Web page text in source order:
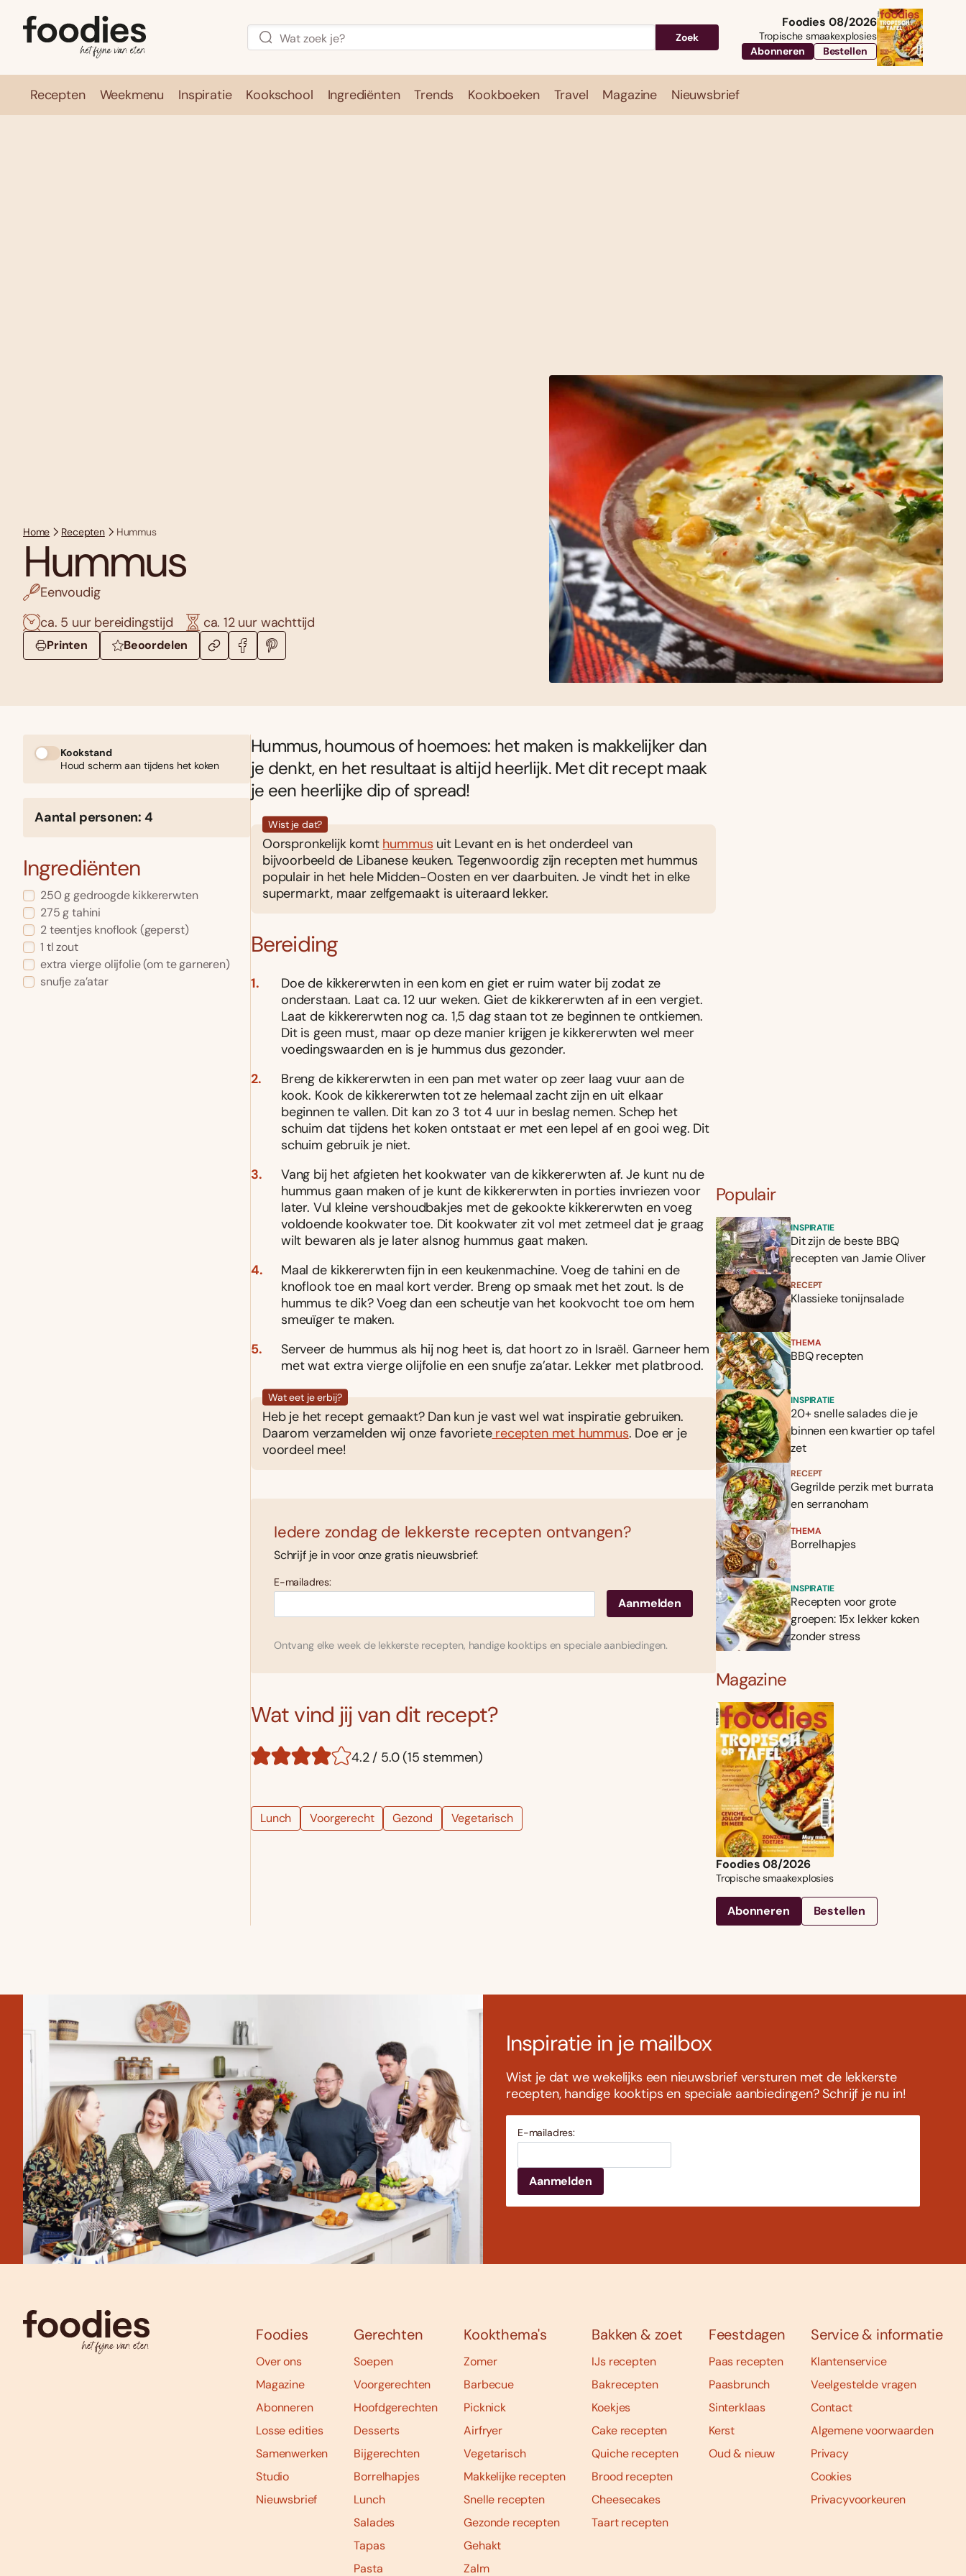
Zoek
Foodies 08/2026
Tropische smaakexplosies
Abonneren
Bestellen
Recepten Weekmenu Inspiratie Kookschool Ingrediënten Trends Kookboeken Travel Magazine Nieuwsbrief
Home Recepten Hummus
Hummus
Eenvoudig
ca. 5 uur bereidingstijd
ca. 12 uur wachttijd
Printen Beoordelen
Kookstand
Houd scherm aan tijdens het koken
Aantal personen: 4
Ingrediënten
250 g gedroogde kikkererwten
275 g tahini
2 teentjes knoflook (geperst)
1 tl zout
extra vierge olijfolie (om te garneren)
snufje za’atar
Hummus, houmous of hoemoes: het maken is makkelijker dan
je denkt, en het resultaat is altijd heerlijk. Met dit recept maak
je een heerlijke dip of spread!
Wist je dat?
Oorspronkelijk komt hummus uit Levant en is het onderdeel van
bijvoorbeeld de Libanese keuken. Tegenwoordig zijn recepten met hummus
populair in het hele Midden-Oosten en ver daarbuiten. Je vindt het in elke
supermarkt, maar zelfgemaakt is uiteraard lekker.
Bereiding
Doe de kikkererwten in een kom en giet er ruim water bij zodat ze
onderstaan. Laat ca. 12 uur weken. Giet de kikkererwten af in een vergiet.
Laat de kikkererwten nog ca. 1,5 dag staan tot ze beginnen te ontkiemen.
Dit is geen must, maar op deze manier krijgen je kikkererwten wel meer
voedingswaarden en is je hummus dus gezonder.
Breng de kikkererwten in een pan met water op zeer laag vuur aan de
kook. Kook de kikkererwten tot ze helemaal zacht zijn en uit elkaar
beginnen te vallen. Dit kan zo 3 tot 4 uur in beslag nemen. Schep het
schuim dat tijdens het koken ontstaat er met een lepel af en gooi weg. Dit
schuim gebruik je niet.
Vang bij het afgieten het kookwater van de kikkererwten af. Je kunt nu de
hummus gaan maken of je kunt de kikkererwten in porties invriezen voor
later. Vul kleine vershoudbakjes met de gekookte kikkererwten en voeg
voldoende kookwater toe. Dit kookwater zit vol met zetmeel dat je graag
wilt bewaren als je later alsnog hummus gaat maken.
Maal de kikkererwten fijn in een keukenmachine. Voeg de tahini en de
knoflook toe en maal kort verder. Breng op smaak met het zout. Is de
hummus te dik? Voeg dan een scheutje van het kookvocht toe om hem
smeuïger te maken.
Serveer de hummus als hij nog heet is, dat hoort zo in Israël. Garneer hem
met wat extra vierge olijfolie en een snufje za’atar. Lekker met platbrood.
Wat eet je erbij?
Heb je het recept gemaakt? Dan kun je vast wel wat inspiratie gebruiken.
Daarom verzamelden wij onze favorieterecepten met hummus. Doe er je
voordeel mee!
Iedere zondag de lekkerste recepten ontvangen?
Schrijf je in voor onze gratis nieuwsbrief:
E-mailadres:
Ontvang elke week de lekkerste recepten, handige kooktips en speciale aanbiedingen.
Wat vind jij van dit recept?
4.2 / 5.0 (15 stemmen)
Lunch Voorgerecht Gezond Vegetarisch
Populair
INSPIRATIE
Dit zijn de beste BBQ
recepten van Jamie Oliver
RECEPT
Klassieke tonijnsalade
THEMA
BBQ recepten
INSPIRATIE
20+ snelle salades die je
binnen een kwartier op tafel
zet
RECEPT
Gegrilde perzik met burrata
en serranoham
THEMA
Borrelhapjes
INSPIRATIE
Recepten voor grote
groepen: 15x lekker koken
zonder stress
Magazine
Foodies 08/2026
Tropische smaakexplosies
Abonneren Bestellen
Inspiratie in je mailbox
Wist je dat we wekelijks een nieuwsbrief versturen met de lekkerste
recepten, handige kooktips en speciale aanbiedingen? Schrijf je nu in!
E-mailadres:
Foodies
Over ons
Magazine
Abonneren
Losse edities
Samenwerken
Studio
Nieuwsbrief
Gerechten
Soepen
Voorgerechten
Hoofdgerechten
Desserts
Bijgerechten
Borrelhapjes
Lunch
Salades
Tapas
Pasta
Kookthema's
Zomer
Barbecue
Picknick
Airfryer
Vegetarisch
Makkelijke recepten
Snelle recepten
Gezonde recepten
Gehakt
Zalm
Bakken & zoet
IJs recepten
Bakrecepten
Koekjes
Cake recepten
Quiche recepten
Brood recepten
Cheesecakes
Taart recepten
Feestdagen
Paas recepten
Paasbrunch
Sinterklaas
Kerst
Oud & nieuw
Service & informatie
Klantenservice
Veelgestelde vragen
Contact
Algemene voorwaarden
Privacy
Cookies
Privacyvoorkeuren